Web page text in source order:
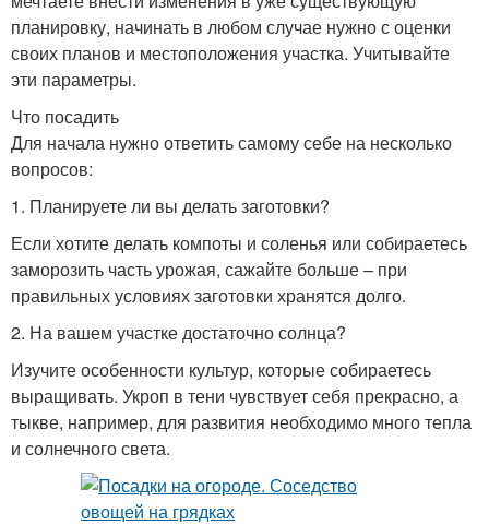
планировку, начинать в любом случае нужно с оценки
своих планов и местоположения участка. Учитывайте
эти параметры.
Что посадить
Для начала нужно ответить самому себе на несколько
вопросов:
1. Планируете ли вы делать заготовки?
Если хотите делать компоты и соленья или собираетесь
заморозить часть урожая, сажайте больше – при
правильных условиях заготовки хранятся долго.
2. На вашем участке достаточно солнца?
Изучите особенности культур, которые собираетесь
выращивать. Укроп в тени чувствует себя прекрасно, а
тыкве, например, для развития необходимо много тепла
и солнечного света.